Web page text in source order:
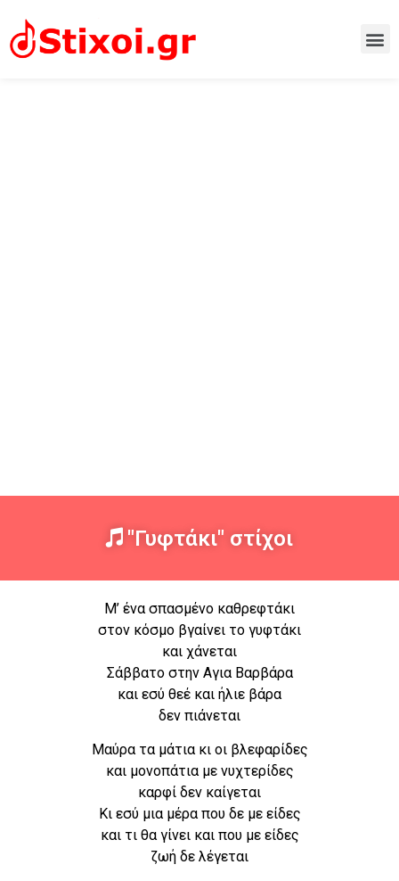
"Γυφτάκι" στίχοι
Μ’ ένα σπασμένο καθρεφτάκι
στον κόσμο βγαίνει το γυφτάκι
και χάνεται
Σάββατο στην Αγια Βαρβάρα
και εσύ θεέ και ήλιε βάρα
δεν πιάνεται
Μαύρα τα μάτια κι οι βλεφαρίδες
και μονοπάτια με νυχτερίδες
καρφί δεν καίγεται
Κι εσύ μια μέρα που δε με είδες
και τι θα γίνει και που με είδες
ζωή δε λέγεται